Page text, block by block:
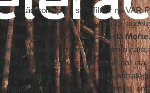
Foi então solta para se infiltrar na
Malhães, de 74 anos, primeiro ex-
metodologia macabra daCasa da Morte
disse que
Inês"foi libertada sem o cara
cara seria o agente responsável por
oficialmente à Justiça, em uma
vingança dos torturadores. Cumpriu,